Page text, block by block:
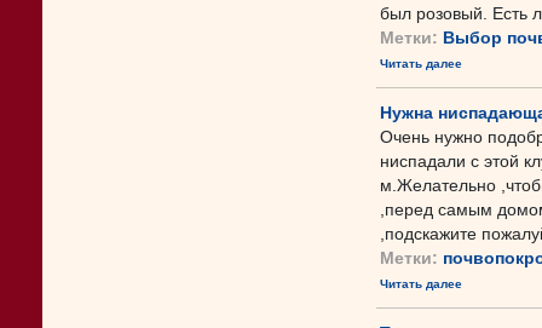
был розовый. Есть
Метки: Выбор
Читать далее
Нужна
Очень нужно
ниспадали с этой
м.Желательно
,перед самым
,подскажите
Метки:
Читать далее